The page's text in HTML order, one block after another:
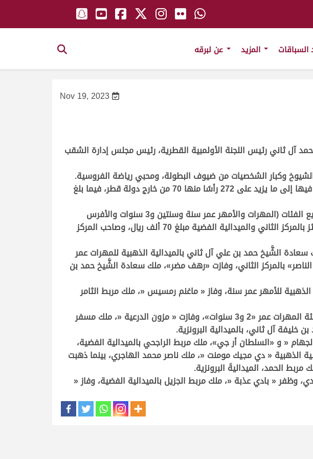
السباقات
Nov 19, 2023
آل ثاني رئيس اللجنة الأولمبية القطرية، رئيس مجلس إدارة الشقب
وكبار الشخصيات من ضيوف البطولة، ومحبي رياضة الفروسية.
وشهدت البطولة مشاركةً واسعةً من خارج الدولة، حيث وصل عدد الخيل المسجلة للمشاركة فيها إلى ما يزيد على 272 رأسًا منها 70 من خارج دولة قطر، فيما بلغ
وخصصت اللجنةُ المنظمةُ للبطولة جوائز مالية عالية للفائزين بالمراكز الأولى للأبطال في جميع الفئات (المهرات والأمهر عمر سنة وسنتين و3 سنوات والأفرس
والأفحل)، حيث نال الفائز بالمركز الأول والميدالية الذهبية جائزة قدرها 100 ألف ريال، والفائز بالمركز الثاني والميدالية الفضية مبلغ 70 ألف ريال، وصاحب المركز
الشَّيخ حمد بن علي آل ثاني بالميدالية الذهبية للمهرات عمر
بالمركز الثاني، وفازت «رهف مضر»، ملك سعادة الشَّيخ حمد بن
للأمهر عمر سنة، وفاز « ماغنم رمسيس «، ملك مربط الثامر
وحقَّقت المهرة « شموع العناية «، ملك ماجد بن محمد النخيش، الفوزَ بالميدالية الذهبية لفئة المهرات عمر «2 و3 سنوات»، وفازت « مزون الدرعية «، ملك مسفر
آل ثاني، بالميدالية البرونزية.
ملك مربط الجهام « و «السلطان أر جي»، ملك مربط الراجحي بالميدالية الفضية،
الذهبية « دي مجيك مومنت «، ملك ناصر محمد الهاجري، بينما ذهبت
الحمد، الميداليةَ البرونزية.
وظفر « بادي عذبة «، ملك مربط الجزيل بالميدالية الفضية، وفاز «